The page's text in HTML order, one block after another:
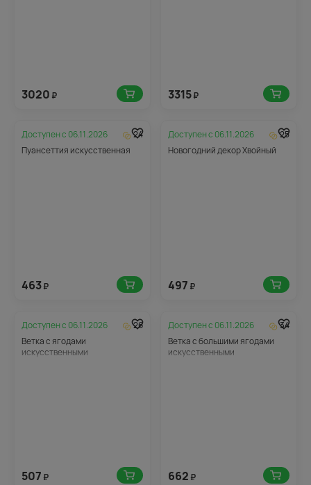
3020 ₽ 3315₽
Доступен с 06.11.2026
24
Пуансеттия искусственная
463₽
Доступен с 06.11.2026
25
Новогодний декор Хвойный
497 ₽
Доступен с 06.11.2026
26
Ветка с ягодами
искусственными
507 ₽
Доступен с 06.11.2026
34
Ветка с большими ягодами
искусственными
662 ₽